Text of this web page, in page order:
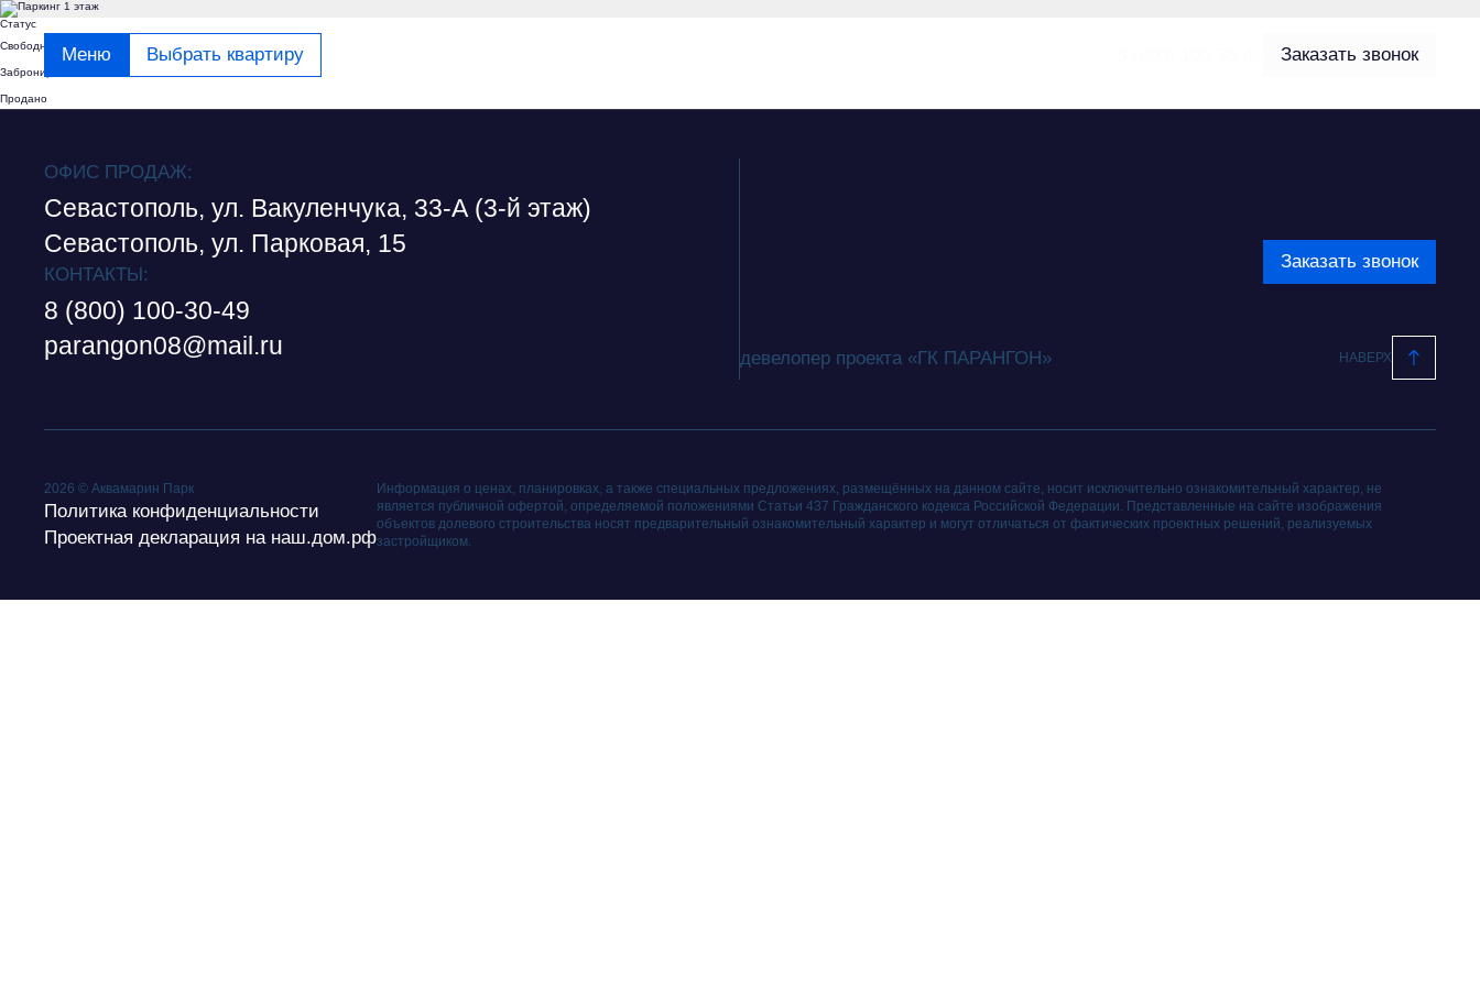
Меню Выбрать квартиру Заказать звонок
Статус
Свободно
Забронировано
Продано
ОФИС ПРОДАЖ:
Севастополь, ул. Вакуленчука, 33-А (3-й этаж)
Севастополь, ул. Парковая, 15
КОНТАКТЫ:
8 (800) 100-30-49
parangon08@mail.ru
Заказать звонок
девелопер проекта «ГК ПАРАНГОН» НАВЕРХ
2026 © Аквамарин Парк
Политика конфиденциальности
Проектная декларация на наш.дом.рф
Информация о ценах, планировках, а также специальных предложениях, размещённых на данном сайте, носит исключительно ознакомительный характер, не
является публичной офертой, определяемой положениями Статьи 437 Гражданского кодекса Российской Федерации. Представленные на сайте изображения
объектов долевого строительства носят предварительный ознакомительный характер и могут отличаться от фактических проектных решений, реализуемых
застройщиком.